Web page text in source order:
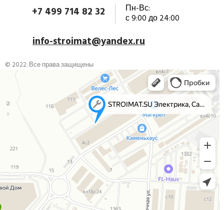
+7 499 714 82 32 Пн-Вс:
с 9:00 до 24:00
info-stroimat@yandex.ru
© 2022. Все права защищены